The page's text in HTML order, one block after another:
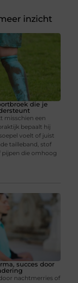
inzicht
die je
misschien een
bepaalt hij
voelt of juist
tailleband, stof
pijpen die omhoog
succes door
nachtmerries of